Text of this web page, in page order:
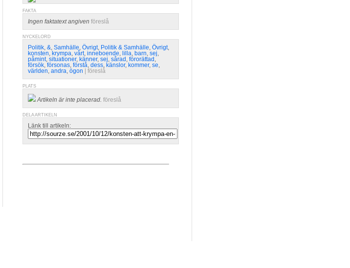
FAKTA
Ingen faktatext angiven föreslå
NYCKELORD
Politik, &, Samhälle, Övrigt, Politik & Samhälle, Övrigt,
konsten, krympa, vårt, inneboende, lilla, barn, sej,
påmint, situationer, känner, sej, sårad , förorättad ,
försök, försonas, förstå, dess, känslor, kommer, se,
världen, andra, ögon föreslå
PLATS
Artikeln är inte placerad. föreslå
DELA ARTIKELN
Länk till artikeln: